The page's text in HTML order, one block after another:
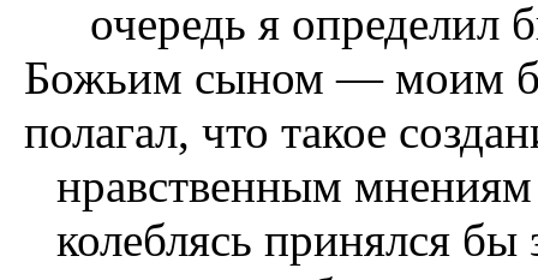
очередь я определил
Божьим сыном — моим
полагал, что такое
нравственным
колеблясь принялся бы